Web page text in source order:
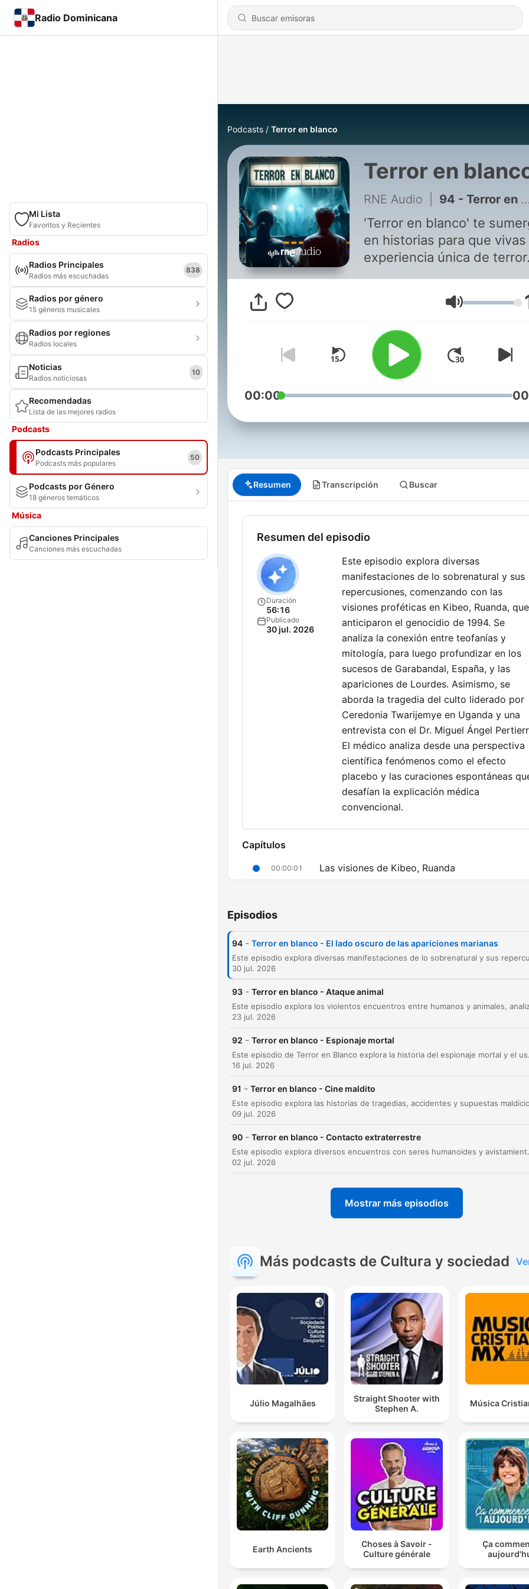
Radio Dominicana
Mi Lista
Favoritos y Recientes
Radios
Radios Principales
Radios más escuchadas
838
Radios por género
15 géneros musicales
Radios por regiones
Radios locales
Noticias
Radios noticiosas
10
Recomendadas
Lista de las mejores radios
Podcasts
Podcasts Principales
Podcasts más populares
50
Podcasts por Género
18 géneros temáticos
Música
Canciones Principales
Canciones más escuchadas
Podcasts Terror en blanco
Terror en
RNE Audio 94 - Terror en blanco - El lado oscuro de las apariciones marianas
'Terror en blanco' te
en historias para que vivas
experiencia única de
del miedo y que te paraliza
ante algo que puede ser
Volumen
00:00
Resumen Transcripción Buscar
Resumen del episodio
Duración
56:16
Publicado
30 jul. 2026
Este episodio explora diversas
manifestaciones de lo sobrenatural y sus
repercusiones, comenzando con las
visiones proféticas en Kibeo, Ruanda, que
anticiparon el genocidio de 1994. Se
analiza la conexión entre teofanías y
mitología, para luego profundizar en los
sucesos de Garabandal, España, y las
apariciones de Lourdes. Asimismo, se
aborda la tragedia del culto liderado por
Ceredonia Twarijemye en Uganda y una
entrevista con el Dr. Miguel Ángel
El médico analiza desde una perspectiva
científica fenómenos como el efecto
placebo y las curaciones espontáneas
desafían la explicación médica
convencional.
Capítulos
00:00:01 Las visiones de Kibeo, Ruanda
00:14:25
00:18:35
Sucesos en Garabandal y la muerte del padre
Andreu
El culto de Ceredonia en Uganda
00:39:22
Entrevista con el Dr. Miguel Ángel Pertierra:
Milagros Médicos
00:53:42 Despedida de Miguel Ángel Partierra
00:54:33 Cierre de temporada y conclusiones
Destacados
enviado un mensaje y no lo habéis acogido como yo
Soy el hombre más feliz sobre la faz de la Tierra. He
00:22:04 · Estas son las últimas palabras atribuidas al padre
Andreu antes de su fallecimiento tras su experiencia en
Garabandal.
Entonces, cuando la ciencia dice una curación
inexplicada, y bueno, la religión dice milagro.
00:41:11 · El doctor establece la distinción terminológica entre
cómo la ciencia y la religión interpretan las sanaciones que no
tienen una explicación médica clara.
Hay una cuestión que es ineludible, ¿cómo hacer que
una persona o la mente de una persona cree que se
está curando? Y hay un elemento que todos conocéis
en el ámbito médico que es el efecto placebo.
00:43:31 · El entrevistado introduce el concepto del efecto
placebo como un factor clave en la influencia de la mente
la recuperación física.
Episodios
94 - Terror en blanco - El lado oscuro de las apariciones marianas
30 jul. 2026
93 - Terror en blanco - Ataque animal
23 jul. 2026
92 - Terror en blanco - Espionaje mortal
Este episodio de Terror en Blanco explora la historia del
16 jul. 2026
91 - Terror en blanco - Cine maldito
09 jul. 2026
90 - Terror en blanco - Contacto extraterrestre
Este episodio explora diversos encuentros con seres humanoides y
02 jul. 2026
Mostrar más episodios
Más podcasts de Cultura y sociedad
Júlio Magalhães
Straight Shooter with
Stephen A.
Música
Earth Ancients
Choses à Savoir -
Culture générale
Ça